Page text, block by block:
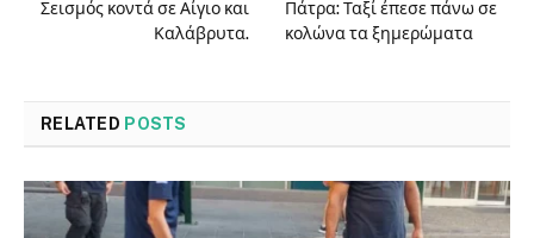
Σεισμός κοντά σε Αίγιο και
Καλάβρυτα.
Πάτρα: Ταξί έπεσε πάνω σε
κολώνα τα ξημερώματα
RELATED POSTS